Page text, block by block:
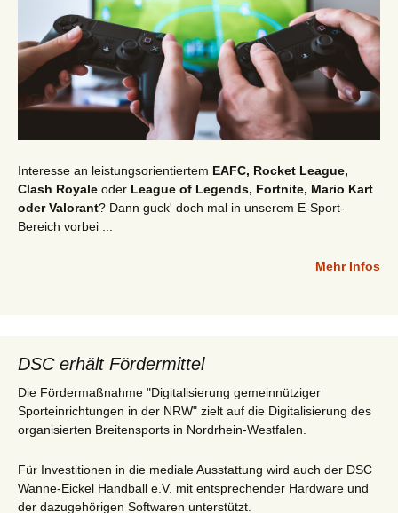
Interesse an leistungsorientiertem EAFC, Rocket League,
Clash Royale oder League of Legends, Fortnite, Mario Kart
oder Valorant? Dann guck' doch mal in unserem E-Sport-
Bereich vorbei ...
Mehr Infos
DSC erhält Fördermittel
Die Fördermaßnahme "Digitalisierung gemeinnütziger
Sporteinrichtungen in der NRW" zielt auf die Digitalisierung des
organisierten Breitensports in Nordrhein-Westfalen.
Für Investitionen in die mediale Ausstattung wird auch der DSC
Wanne-Eickel Handball e.V. mit entsprechender Hardware und
der dazugehörigen Softwaren unterstützt.